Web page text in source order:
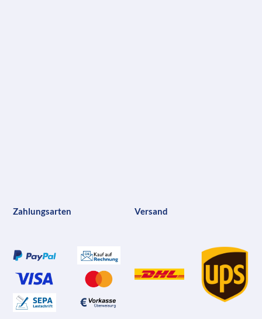
Zahlungsarten Versand